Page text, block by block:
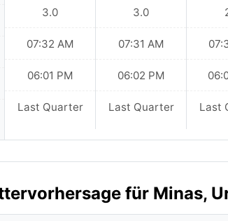
3.0
07:32 AM
06:01 PM
Last Quarter
3.0
07:31 AM
06:02 PM
Last Quarter Last
für Minas,